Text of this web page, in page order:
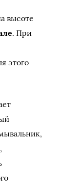
высоте
. При
этого